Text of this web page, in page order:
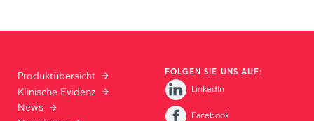
Produktübersicht
Klinische Evidenz
News
FOLGEN SIE UNS AUF:
LinkedIn
Facebook